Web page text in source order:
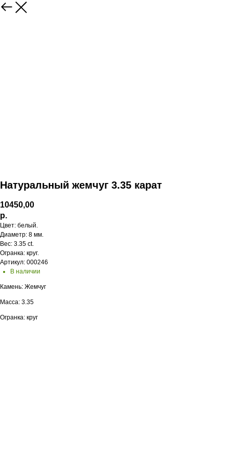
Натуральный жемчуг 3.35 карат
10450,00
р.
Цвет: белый.
Диаметр: 8 мм.
Вес: 3.35 ct.
Огранка: круг.
Артикул: 000246
В наличии
Камень: Жемчуг
Масса: 3.35
Огранка: круг